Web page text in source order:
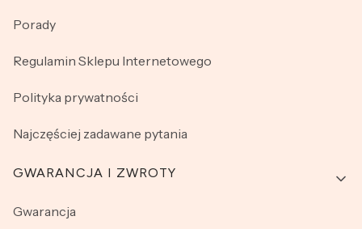
Porady
Regulamin Sklepu Internetowego
Polityka prywatności
Najczęściej zadawane pytania
GWARANCJA I ZWROTY
Gwarancja